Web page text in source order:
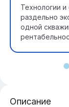
Технологии
раздельно
одной
Описание